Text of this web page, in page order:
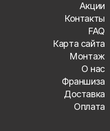
Акции
Контакты
FAQ
Карта сайта
Монтаж
О нас
Франшиза
Доставка
Оплата